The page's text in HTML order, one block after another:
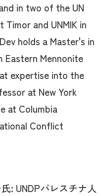
in two of the UN
Timor and UNMIK in
holds a Master's in
Mennonite
expertise into the
at New York
at Columbia
Conflict
: UNDPパレスチナ人